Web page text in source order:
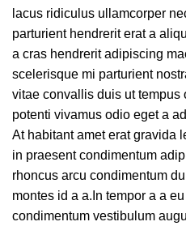
lacus ridiculus ullamcorper
parturient hendrerit erat a
a cras hendrerit adipiscing
scelerisque mi parturient
vitae convallis duis ut
potenti vivamus odio eget a
At habitant amet erat gravida
in praesent condimentum
rhoncus arcu condimentum
montes id a a.In tempor a a
condimentum vestibulum